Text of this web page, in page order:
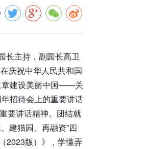
长主持，副园长高卫
庆祝中华人民共和国
章建设美丽中国——关
招待会上的重要讲话
要讲话精神。团结就
建猫园、再融资”四
2023版）》，学懂弄